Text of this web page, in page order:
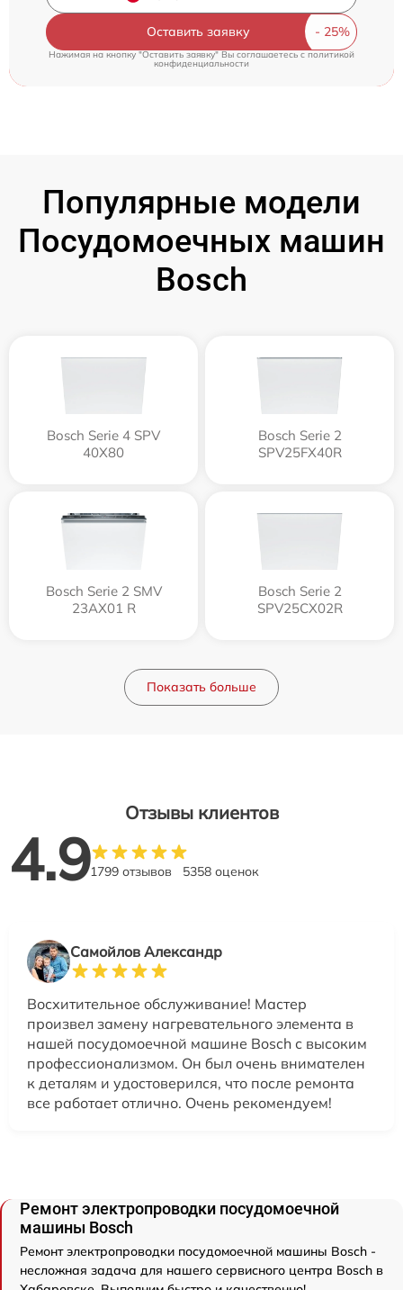
Оставить заявку
Нажимая на кнопку "Оставить заявку" Вы соглашаетесь cполитикой
конфиденциальности
Популярные модели
Посудомоечных машин
Bosch
Bosch Serie 4 SPV
40X80
Bosch Serie 2
SPV25FX40R
Bosch Serie 2 SMV
23AX01 R
Bosch Serie 2
SPV25CX02R
Показать больше
Отзывы клиентов
4.91799 отзывов 5358 оценок
Самойлов Александр
Восхитительное обслуживание! Мастер
произвел замену нагревательного элемента в
нашей посудомоечной машине Bosch с высоким
профессионализмом. Он был очень внимателен
к деталям и удостоверился, что после ремонта
все работает отлично. Очень рекомендуем!
Ремонт электропроводки посудомоечной
машины Bosch
Ремонт электропроводки посудомоечной машины Bosch -
несложная задача для нашего сервисного центра Bosch в